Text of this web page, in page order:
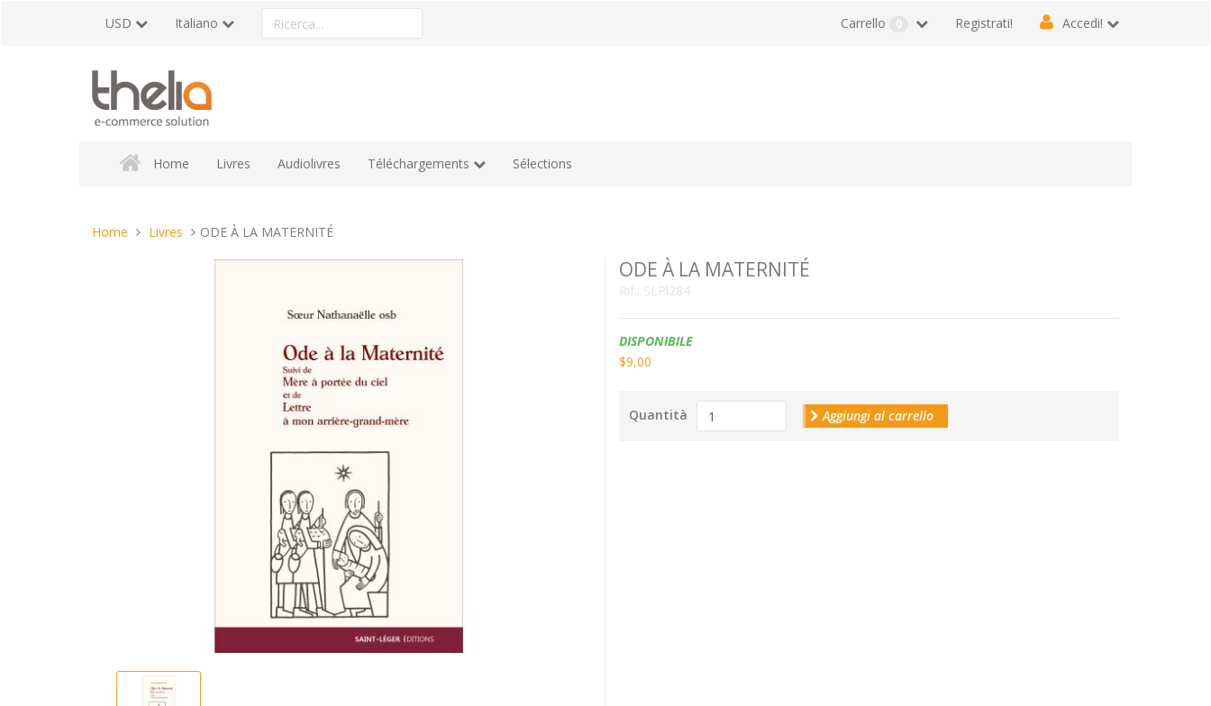
USD Italiano
Ricerca
un
Registrati! Accedi!
Carrello 0
Home Livres Audiolivres Téléchargements Sélections
Tu
Home Livres ODE À LA MATERNITÉ
ODE À LA MATERNITÉ
Rif.: SLPl284
Disponibilità:
DISPONIBILE
$9,00
Quantità Aggiungi al carrello